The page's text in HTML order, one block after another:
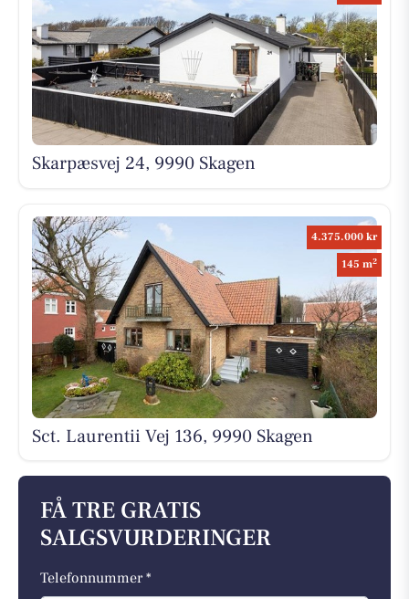
Skarpæsvej 24, 9990 Skagen
4.375.000 kr
145 m2
Sct. Laurentii Vej 136, 9990 Skagen
FÅ TRE GRATIS
SALGSVURDERINGER
Telefonnummer *